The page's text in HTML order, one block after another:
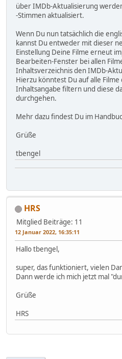
über IMDb-Aktualisierung
-Stimmen aktualisiert.
Wenn Du nun tatsächlich die
kannst Du entweder mit dieser
Einstellung Deine Filme erneut
Bearbeiten-Fenster bei allen
Inhaltsverzeichnis den IMDb-
Hierzu könntest Du auf alle Filme
Inhaltsangabe filtern und diese
durchgehen.
Mehr dazu findest Du im
Grüße
tbengel
HRS
Mitglied Beiträge: 11
12 Januar 2022, 16:35:11
Hallo tbengel,
super, das funktioniert, vielen
Dann werde ich mich jetzt mal
Grüße
HRS